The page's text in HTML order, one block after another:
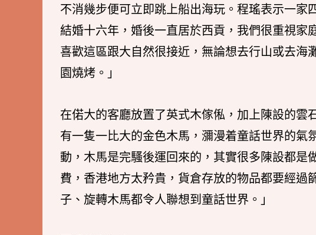
不消幾步便可立即跳上船出海玩。程瑤表示一家
結婚十六年，婚後一直居於西貢，我們很重視家
喜歡這區跟大自然很接近，無論想去行山或去海
園燒烤。」
在偌大的客廳放置了英式木傢俬，加上陳設的雲
有一隻一比大的金色木馬，瀰漫着童話世界的氣
動，木馬是完騷後運回來的，其實很多陳設都是
費，香港地方太矜貴，貨倉存放的物品都要經過
子、旋轉木馬都令人聯想到童話世界。」